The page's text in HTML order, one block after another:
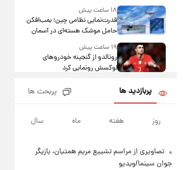
۱۸ ساعت پیش
قدرت‌نمایی نظامی چین؛ بمب‌افکن
حامل موشک هسته‌ای در آسمان
ظاهر شد
۱۹ ساعت پیش
رونالدو از گنجینه خودروهای
لوکسش رونمایی کرد
قیمت دلار در بازار آزاد امروز
ثابت ماند؟ +جدول
۲۰ ساعت پیش
بزرگ‌تری برای ایران است
۲۱ ساعت پیش
پربازدید ها پربحث ها
روز هفته ماه سال
تصاویری از مراسم تشییع مریم همتیان، بازیگر
جوان سینما/ویدیو